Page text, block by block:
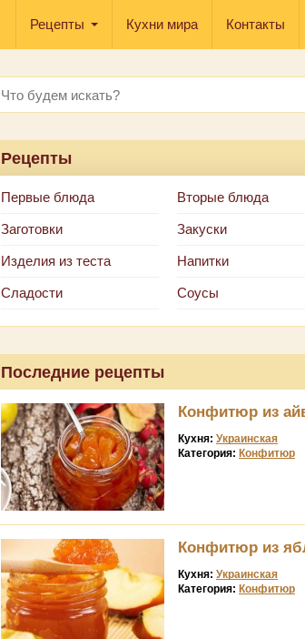
Рецепты Кухни мира Контакты
Рецепты
Первые блюда Вторые блюда
Заготовки Закуски
Изделия из теста Напитки
Сладости Соусы
Последние рецепты
Конфитюр из
Кухня: Украинская
Категория: Конфитюр
Конфитюр из
Кухня: Украинская
Категория: Конфитюр